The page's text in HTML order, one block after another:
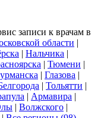
записи к врачам в
области |
| Нальчика |
| Тюмени |
| Глазова |
| Тольятти |
| Армавира |
| Волжского |